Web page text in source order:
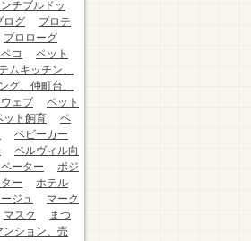
チブルドッ
ログ
プロテ
プロローグ
コ
ペット
ムキッチン、
グ、仲町台、
ェブ
ペット
ット飼育
ペ
ベビーカー
ベルヴィル向
ーター
ポジ
ー
ホテル
ジュ
マーク
マスク
まつ
ンション、売